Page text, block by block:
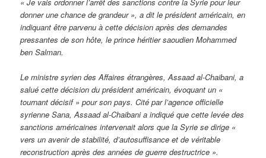
donner une chance de grandeur », a dit le président américain, en
indiquant être parvenu à cette décision après des demandes
pressantes de son hôte, le prince héritier saoudien Mohammed
ben Salman.
Le ministre syrien des Affaires étrangères, Assaad al-Chaibani, a
salué cette décision du président américain, évoquant un «
tournant décisif » pour son pays. Cité par l’agence officielle
syrienne Sana, Assaad al-Chaibani a indiqué que cette levée des
sanctions américaines intervenait alors que la Syrie se dirige «
vers un avenir de stabilité, d’autosuffisance et de véritable
reconstruction après des années de guerre destructrice ».